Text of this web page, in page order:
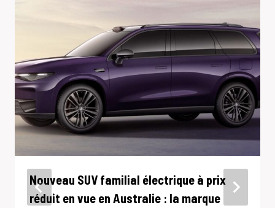
Nouveau SUV familial électrique à prix
réduit en vue en Australie : la marque